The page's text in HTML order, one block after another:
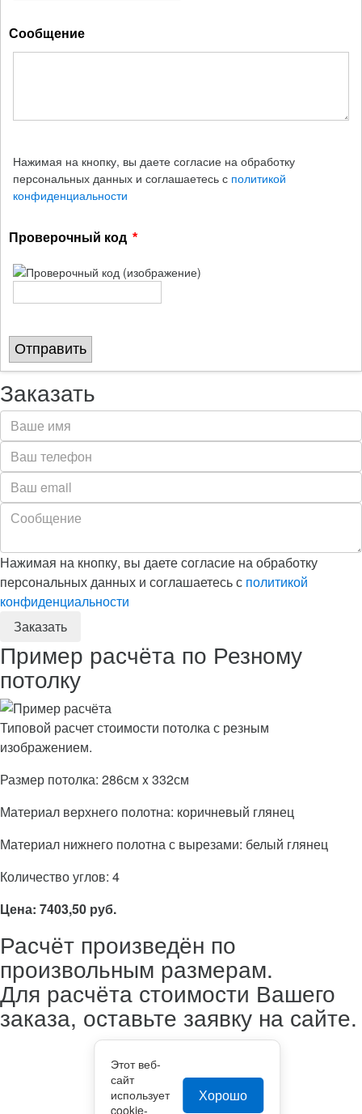
Этот веб-
сайт
использует
cookie-
Хорошо
Сообщение
Нажимая на кнопку, вы даете согласие на обработку
персональных данных и соглашаетесь с политикой
конфиденциальности
Проверочный код
Отправить
Заказать
Нажимая на кнопку, вы даете согласие на обработку
персональных данных и соглашаетесь с политикой
конфиденциальности
Пример расчёта по Резному
потолку
Типовой расчет стоимости потолка с резным
изображением.
Размер потолка: 286см x 332см
Материал верхнего полотна: коричневый глянец
Материал нижнего полотна с вырезами: белый глянец
Количество углов: 4
Цена: 7403,50 руб.
Расчёт произведён по
произвольным размерам.
Для расчёта стоимости Вашего
заказа, оставьте заявку на сайте.